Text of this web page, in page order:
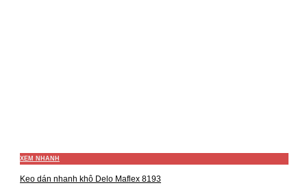
XEM NHANH
Keo dán nhanh khô Delo Maflex 8193